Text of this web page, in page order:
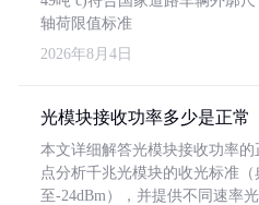
轴荷限值标准
2026年8月4日
光模块接收功率多少是正常
本文详细解答光模块接收功率
点分析千兆光模块的收光标准（
至-24dBm），并提供不同速率